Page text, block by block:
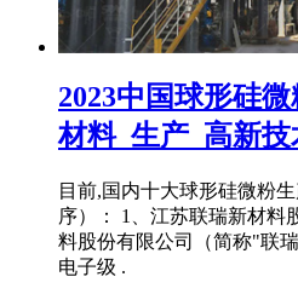
2023中国球形硅微
材料_生产_高新技
目前,国内十大球形硅微粉
序）： 1、江苏联瑞新材料
料股份有限公司（简称"联
电子级 .